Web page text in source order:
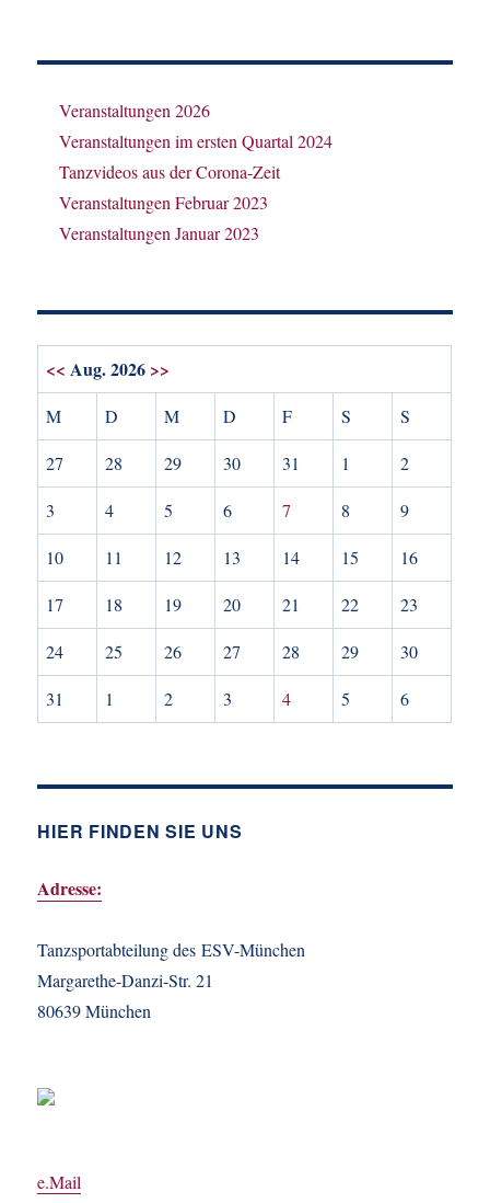
Veranstaltungen 2026
Veranstaltungen im ersten Quartal 2024
Tanzvideos aus der Corona-Zeit
Veranstaltungen Februar 2023
Veranstaltungen Januar 2023
<< Aug. 2026 >>
M D M D F S S
27 28 29 30 31 1 2
3 4 5 6 7 8 9
10 11 12 13 14 15 16
17 18 19 20 21 22 23
24 25 26 27 28 29 30
31 1 2 3 4 5 6
HIER FINDEN SIE UNS
Adresse:
Tanzsportabteilung des ESV-München
Margarethe-Danzi-Str. 21
80639 München
e.Mail